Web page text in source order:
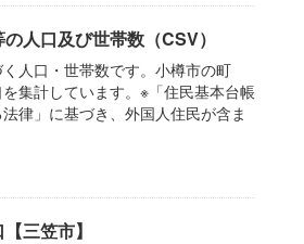
人口及び世帯数（CSV）
人口・世帯数です。小樽市の町
集計しています。※「住民基本台帳
律」に基づき、外国人住民が含ま
三笠市】